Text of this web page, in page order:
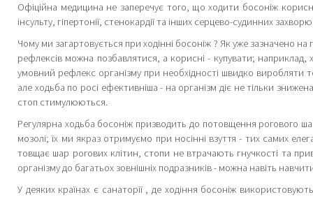
Офіційна медицина не заперечує того, що ходити босоніж
інсульту, гіпертонії, стенокардії та інших серцево-судинних
Чому ми загартовується при ходінні босоніж ? Як уже зазначено
рефлексів можна позбавлятися, а корисні - купувати;
умовний рефлекс організму при необхідності швидко
але ходьба по росі ефективніша - на організм діє не тільки
стоп стимулюються.
Регулярна ходьба босоніж призводить до потовщення рогового
мозолі; їх ми якраз отримуємо при носінні взуття - тих самих
товщає шар рогових клітин, стопи не втрачають гнучкості та
організму до багатьох зовнішніх подразників - можна навіть
У деяких країнах є санаторії , де ходіння босоніж